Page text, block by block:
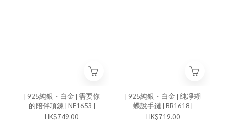
| 925純銀・白金 | 需要你
的陪伴項鍊 | NE1653 |
HK$749.00
| 925純銀・白金 | 純凈蝴
蝶說手鏈 | BR1618 |
HK$719.00